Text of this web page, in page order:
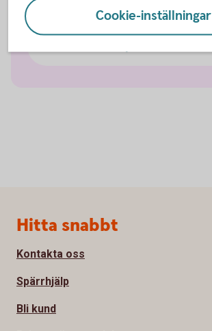
Så funkar det
Cookie-inställningar
Sidfot
Hitta snabbt
Kontakta oss
Spärrhjälp
Bli kund